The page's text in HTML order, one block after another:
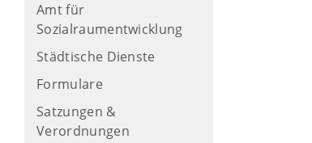
Amt für
Sozialraumentwicklung
Städtische Dienste
Formulare
Satzungen &
Verordnungen